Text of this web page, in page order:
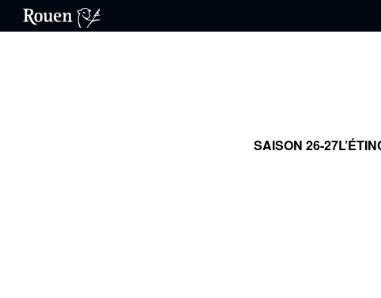
SAISON 26-27